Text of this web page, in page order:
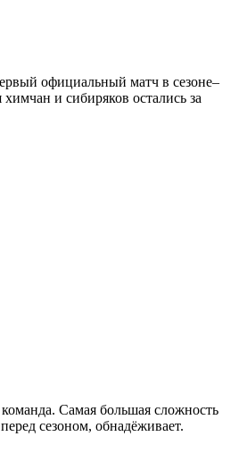
официальный матч в сезоне–
и сибиряков остались за
Самая большая сложность
сезоном, обнадёживает.